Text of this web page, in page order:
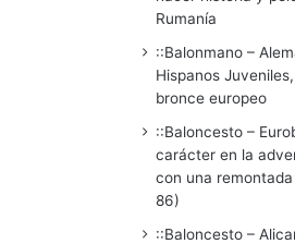
Rumanía
::Balonmano –
Hispanos
bronce europeo
::Baloncesto –
carácter en la
con una
86)
::Baloncesto –